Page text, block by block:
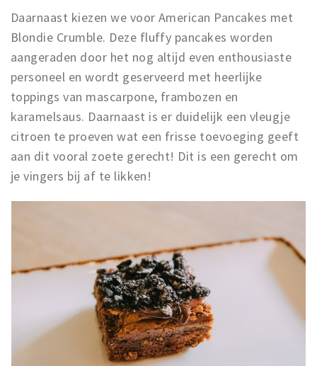
Daarnaast kiezen we voor American Pancakes met
Blondie Crumble. Deze fluffy pancakes worden
aangeraden door het nog altijd even enthousiaste
personeel en wordt geserveerd met heerlijke
toppings van mascarpone, frambozen en
karamelsaus. Daarnaast is er duidelijk een vleugje
citroen te proeven wat een frisse toevoeging geeft
aan dit vooral zoete gerecht! Dit is een gerecht om
je vingers bij af te likken!